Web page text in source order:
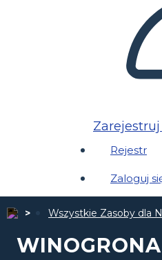
Rejestr
Zaloguj
Wszystkie Zasoby dla